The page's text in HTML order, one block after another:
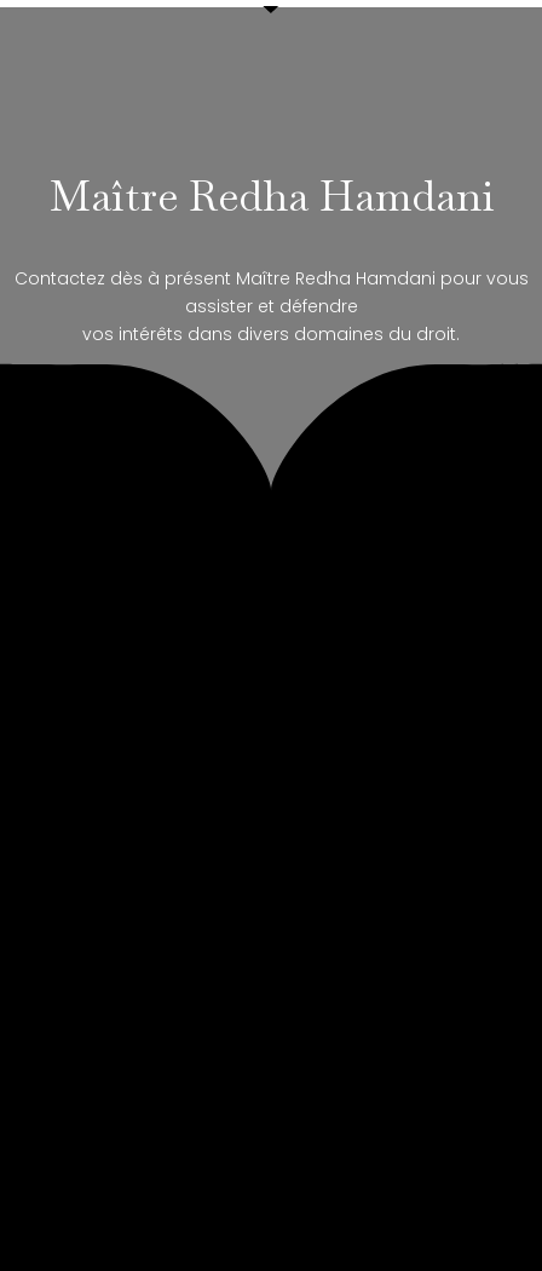
Maître Redha Hamdani
Contactez dès à présent Maître Redha Hamdani pour vous
assister et défendre
vos intérêts dans divers domaines du droit.